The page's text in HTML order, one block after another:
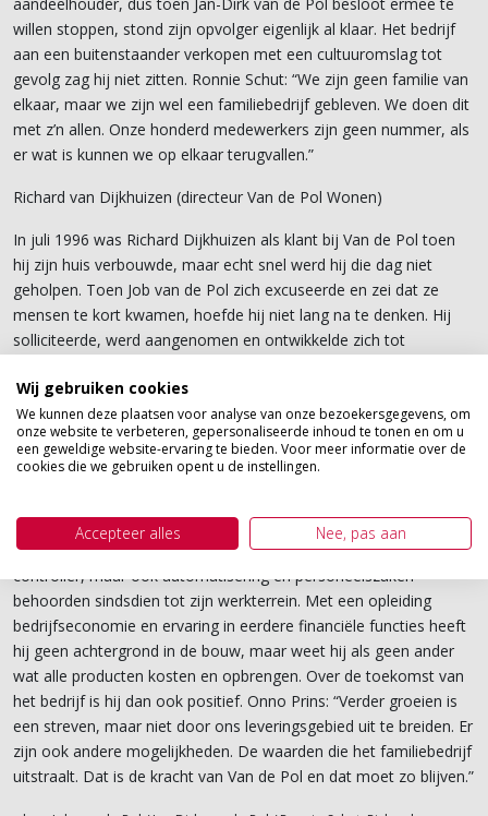
willen stoppen, stond zijn opvolger eigenlijk al klaar. Het bedrijf
aan een buitenstaander verkopen met een cultuuromslag tot
gevolg zag hij niet zitten. Ronnie Schut: “We zijn geen familie van
elkaar, maar we zijn wel een familiebedrijf gebleven. We doen dit
met z’n allen. Onze honderd medewerkers zijn geen nummer, als
er wat is kunnen we op elkaar terugvallen.”
Richard van Dijkhuizen (directeur Van de Pol Wonen)
In juli 1996 was Richard Dijkhuizen als klant bij Van de Pol toen
hij zijn huis verbouwde, maar echt snel werd hij die dag niet
geholpen. Toen Job van de Pol zich excuseerde en zei dat ze
mensen te kort kwamen, hoefde hij niet lang na te denken. Hij
solliciteerde, werd aangenomen en ontwikkelde zich tot
mede-aandeelhouder en nu dus directeur. Richard van Dijkhuizen:
“Ik ben hier als het ware ingegroeid en met zijn drieën vullen we
elkaar goed aan. We denken als bedrijf nog te kunnen groeien,
maar we vinden vooral de continuïteit van het bedrijf belangrijk.”
Onno Prins ging in 2014 voor Van de Pol aan de slag als
controller, maar ook automatisering en personeelszaken
behoorden sindsdien tot zijn werkterrein. Met een opleiding
bedrijfseconomie en ervaring in eerdere financiële functies heeft
hij geen achtergrond in de bouw, maar weet hij als geen ander
wat alle producten kosten en opbrengen. Over de toekomst van
het bedrijf is hij dan ook positief. Onno Prins: “Verder groeien is
een streven, maar niet door ons leveringsgebied uit te breiden. Er
zijn ook andere mogelijkheden. De waarden die het familiebedrijf
uitstraalt. Dat is de kracht van Van de Pol en dat moet zo blijven.”
Wij gebruiken cookies
We kunnen deze plaatsen voor analyse van onze bezoekersgegevens, om
onze website te verbeteren, gepersonaliseerde inhoud te tonen en om u
een geweldige website-ervaring te bieden. Voor meer informatie over de
cookies die we gebruiken opent u de instellingen.
Accepteer alles Nee, pas aan